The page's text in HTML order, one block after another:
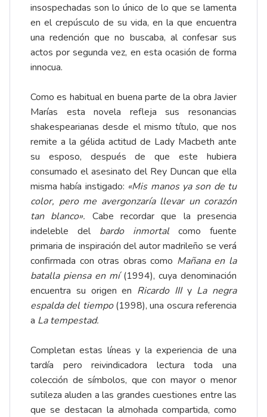
insospechadas son lo único de lo que se lamenta
en el crepúsculo de su vida, en la que encuentra
una redención que no buscaba, al confesar sus
actos por segunda vez, en esta ocasión de forma
innocua.
Como es habitual en buena parte de la obra Javier
Marías esta novela refleja sus resonancias
shakespearianas desde el mismo título, que nos
remite a la gélida actitud de Lady Macbeth ante
su esposo, después de que este hubiera
consumado el asesinato del Rey Duncan que ella
misma había instigado: «Mis manos ya son de tu
color, pero me avergonzaría llevar un corazón
tan blanco». Cabe recordar que la presencia
indeleble del bardo inmortalcomo fuente
primaria de inspiración del autor madrileño se verá
confirmada con otras obras como Mañana en la
batalla piensa en mí(1994), cuya denominación
encuentra su origen en Ricardo III y La negra
espalda del tiempo(1998), una oscura referencia
a La tempestad.
Completan estas líneas y la experiencia de una
tardía pero reivindicadora lectura toda una
colección de símbolos, que con mayor o menor
sutileza aluden a las grandes cuestiones entre las
que se destacan la almohada compartida, como